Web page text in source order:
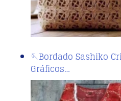
🪡Bordado Sashiko
Gráficos…